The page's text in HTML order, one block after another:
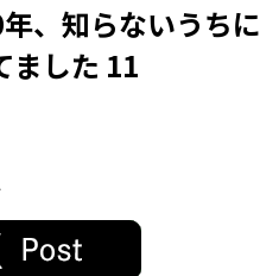
、知らないうちに
ました 11